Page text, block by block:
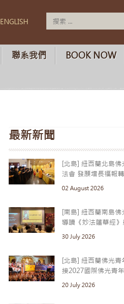
ENGLISH
聯系我們 BOOK NOW
最新新聞
[北島] 紐西蘭北島
法會 發願增長福報
02 August 2026
[南島] 紐西蘭南島
導讀《妙法蓮華經
30 July 2026
[北島] 紐西蘭佛光
接2027國際佛光青
20 July 2026